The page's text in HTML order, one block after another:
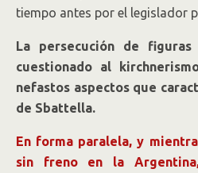
tiempo antes por el legislador
La persecución de
cuestionado al
nefastos aspectos que
de Sbattella.
En forma paralela, y
sin freno en la